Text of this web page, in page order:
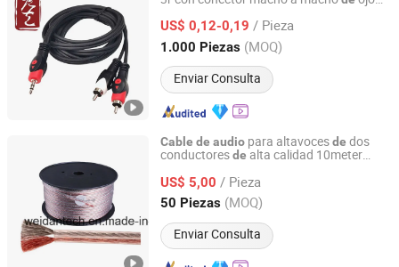
chaquetadePVC, aprobado por
CE/RoHS
fábrica
US$ 0,12-0,19 / Pieza
1.000 Piezas (MOQ)
Enviar Consulta
Hangzhou Fuyang Tangyi Industrial Co., Ltd.
Zhejiang, China Desde 2022
Cable de audio para altavocesde dos
conductoresde alta calidad 10meter
US$ 5,00 / Pieza
50 Piezas (MOQ)
Enviar Consulta
Ningbo Weidan Electronics Co., Ltd.
Zhejiang, China Desde 2013